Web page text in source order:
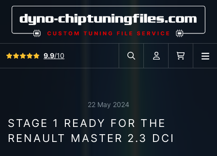
View all reviews9.9/10
Search in car database
Account Cart
22 May 2024
STAGE 1 READY FOR THE
RENAULT MASTER 2.3 DCI